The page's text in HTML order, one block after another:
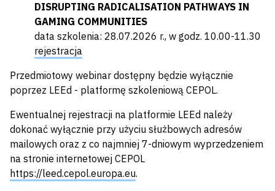
DISRUPTING RADICALISATION PATHWAYS IN
GAMING COMMUNITIES
data szkolenia: 28.07.2026 r., w godz. 10.00-11.30
rejestracja
Przedmiotowy webinar dostępny będzie wyłącznie
poprzez LEEd - platformę szkoleniową CEPOL.
Ewentualnej rejestracji na platformie LEEd należy
dokonać wyłącznie przy użyciu służbowych adresów
mailowych oraz z co najmniej 7-dniowym wyprzedzeniem
na stronie internetowej CEPOL
https://leed.cepol.europa.eu.